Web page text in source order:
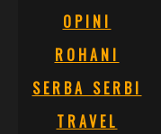
OPINI
ROHANI
SERBA SERBI
TRAVEL